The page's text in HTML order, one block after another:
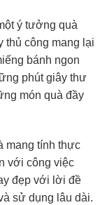
ý tưởng quà
thủ công mang lại
bánh ngon
phút giây thư
món quà đầy
mang tính thực
với công việc
đẹp với lời đề
sử dụng lâu dài.